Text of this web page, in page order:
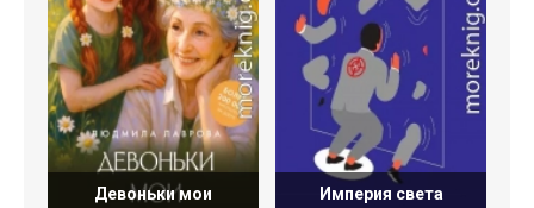
Девоньки мои Империя света